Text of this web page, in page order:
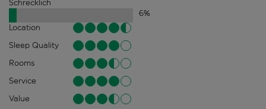
Schrecklich
6%
Location
Sleep Quality
Rooms
Service
Value